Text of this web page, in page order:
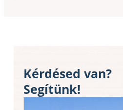
Kérdésed van?
Segítünk!